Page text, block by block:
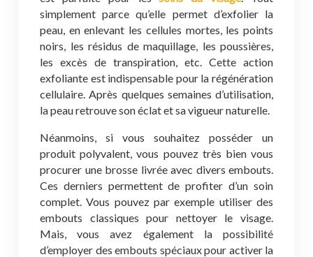
simplement parce qu’elle permet d’exfolier la
peau, en enlevant les cellules mortes, les points
noirs, les résidus de maquillage, les poussières,
les excès de transpiration, etc. Cette action
exfoliante est indispensable pour la régénération
cellulaire. Après quelques semaines d’utilisation,
la peau retrouve son éclat et sa vigueur naturelle.
Néanmoins, si vous souhaitez posséder un
produit polyvalent, vous pouvez très bien vous
procurer une brosse livrée avec divers embouts.
Ces derniers permettent de profiter d’un soin
complet. Vous pouvez par exemple utiliser des
embouts classiques pour nettoyer le visage.
Mais, vous avez également la possibilité
d’employer des embouts spéciaux pour activer la